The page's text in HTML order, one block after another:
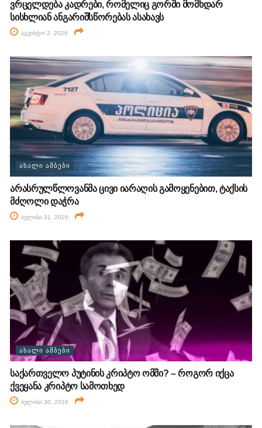
ვრცელდება კადრები, რომელიც გორში მომხდარ
სისხლიან ანგარიშსწორებას ასახავს
აგვისტო 2, 2026
ᲐᲮᲐᲚᲘ ᲐᲛᲑᲔᲑᲘ
არასრულწლოვანმა ცივი იარაღის გამოყენებით, ტაქსის
მძღოლი დაჭრა
ივლისი 31, 2026
ᲐᲮᲐᲚᲘ ᲐᲛᲑᲔᲑᲘ
საქართველო პუტინის კრიპტო ომში? – როგორ იქცა
ქვეყანა კრიპტო სამოთხედ
ივლისი 30, 2026